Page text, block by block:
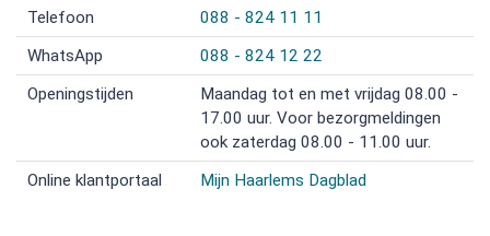
Telefoon
088 - 824 11 11
WhatsApp
088 - 824 12 22
Openingstijden
Maandag tot en met vrijdag 08.00 -
17.00 uur. Voor bezorgmeldingen
ook zaterdag 08.00 - 11.00 uur.
Online klantportaal
Mijn Haarlems Dagblad